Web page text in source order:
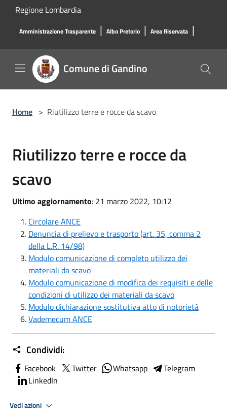
Salta al contenuto principale
Regione Lombardia
Amministrazione Trasparente | Albo Pretorio | Area Riservata |
Comune di Gandino
Home > Riutilizzo terre e rocce da scavo
Riutilizzo terre e rocce da
scavo
Ultimo aggiornamento: 21 marzo 2022, 10:12
Circolare ANCE
Denuncia di prelievo e trasporto (art. 35, comma 2
della L.R. 14/98)
Modulo comunicazione di completo utilizzo dei
materiali da scavo
Modulo comunicazione di modifica dei requisiti e delle
condizioni di utilizzo dei materiali da scavo
Modulo dichiarazione sostitutiva atto di notorietà
Vademecum ANCE
Condividi:
Facebook Twitter Whatsapp
Telegram
LinkedIn
Vedi azioni